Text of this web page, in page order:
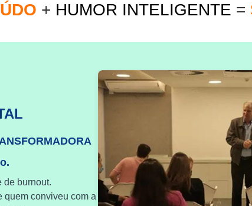
+ HUMOR INTELIGENTE =
de burnout.
quem conviveu com a